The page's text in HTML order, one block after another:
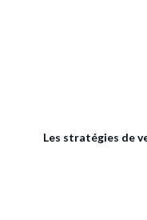
Les stratégies de